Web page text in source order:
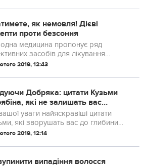
повертатися назад. Так і
край поля.
як немовля! Дієві
проти безсоння
медицина пропонує ряд
засобів для лікування
трав’яні відвари, настоянки,
2019, 12:43
Добряка: цитати Кузьми
які не залишать вас
уваги найяскравіші цитати
які зворушать вас до глибини
2019, 12:14
випадіння волосся